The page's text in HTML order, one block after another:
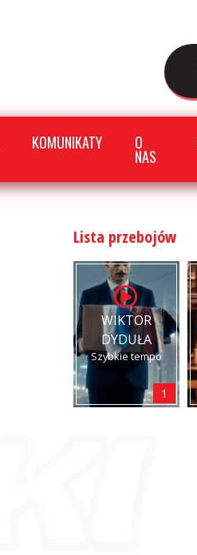
KOMUNIKATY O
NAS
Lista przebojów
WIKTOR
DYDUŁA
Szybkie tempo
1